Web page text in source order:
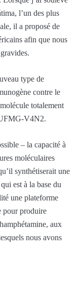
l’un des plus
il a proposé de
afin que nous
type de
contre le
totalement
V4N2.
– la capacité à
moléculaires
synthétiserait une
est à la base du
une plateforme
pour produire
aux
nous avons